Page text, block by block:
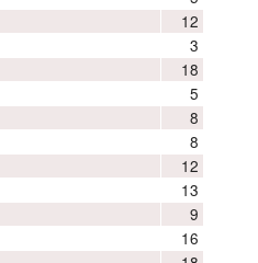
12
3
18
5
8
8
12
13
9
16